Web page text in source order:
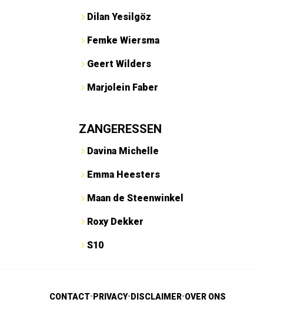
Dilan Yesilgöz
Femke Wiersma
Geert Wilders
Marjolein Faber
ZANGERESSEN
Davina Michelle
Emma Heesters
Maan de Steenwinkel
Roxy Dekker
S10
CONTACT• PRIVACY• DISCLAIMER•OVER ONS